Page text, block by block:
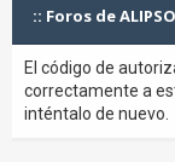
:: Foros de
El código de
correctamente a
inténtalo de nuevo.